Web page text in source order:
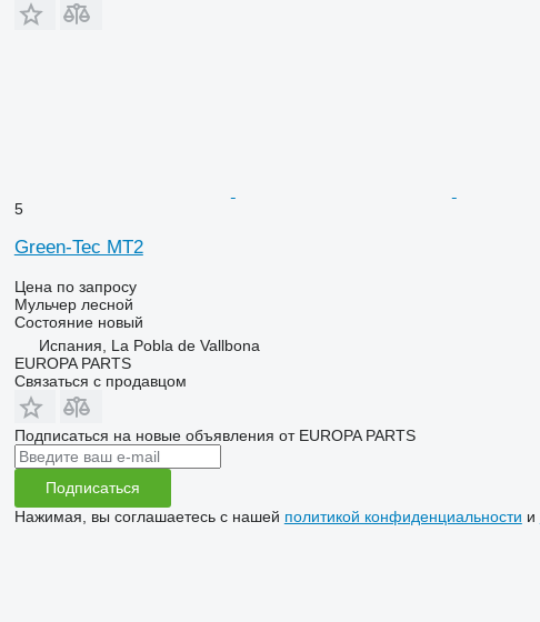
5
Green-Tec MT2
Цена по запросу
Мульчер лесной
Состояниеновый
Испания, La Pobla de Vallbona
EUROPA PARTS
Связаться с продавцом
Подписаться на новые объявления от EUROPA PARTS
Подписаться
Нажимая, вы соглашаетесь с нашей политикой конфиденциальности и